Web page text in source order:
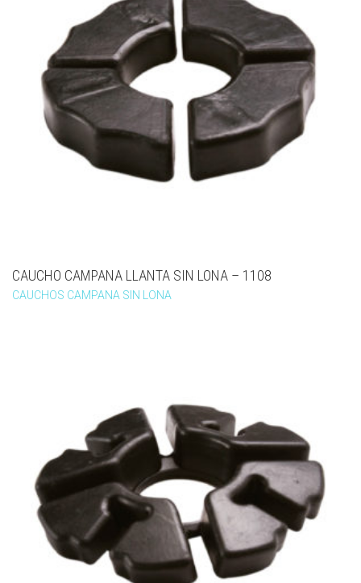
CAUCHO CAMPANA LLANTA SIN LONA – 1108
CAUCHOS CAMPANA SIN LONA